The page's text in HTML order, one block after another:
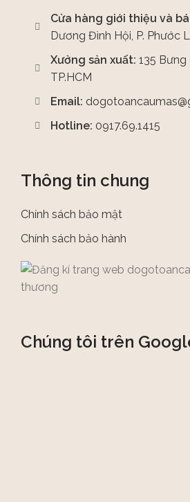
Cửa hàng giới thiệu và
Dương Đình Hội, P. Phước
Xưởng sản xuất: 135 Bưng
TP.HCM
Email:
Hotline: 0917.69.1415
Thông tin chung
Chính sách bảo mật
Chính sách bảo hành
Chúng tôi trên